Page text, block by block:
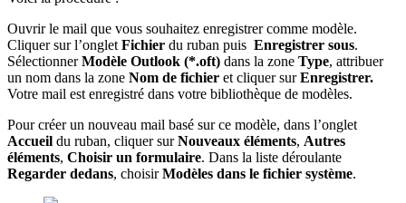
Ouvrir le mail que vous souhaitez enregistrer comme modèle.
Cliquer sur l’onglet Fichier du ruban puis Enregistrer sous.
SélectionnerModèle Outlook (*.oft) dans la zone Type, attribuer
un nom dans la zone Nom de fichier et cliquer surEnregistrer.
Votre mail est enregistré dans votre bibliothèque de modèles.
Pour créer un nouveau mail basé sur ce modèle, dans l’onglet
Accueil du ruban, cliquer surNouveaux éléments, Autres
éléments, Choisir un formulaire. Dans la liste déroulante
Regarder dedans, choisirModèles dans le fichier système.